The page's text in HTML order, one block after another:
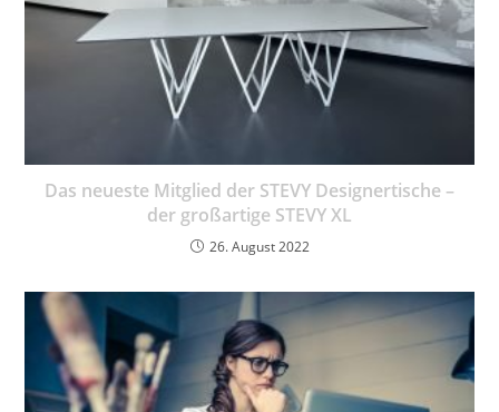
Das neueste Mitglied der STEVY Designertische –
der großartige STEVY XL
26. August 2022